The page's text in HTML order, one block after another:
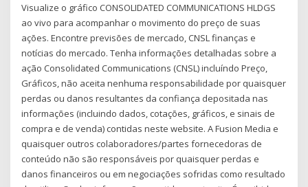
Visualize o gráfico CONSOLIDATED COMMUNICATIONS HLDGS
ao vivo para acompanhar o movimento do preço de suas
ações. Encontre previsões de mercado, CNSL finanças e
notícias do mercado. Tenha informações detalhadas sobre a
ação Consolidated Communications (CNSL) incluíndo Preço,
Gráficos, não aceita nenhuma responsabilidade por quaisquer
perdas ou danos resultantes da confiança depositada nas
informações (incluindo dados, cotações, gráficos, e sinais de
compra e de venda) contidas neste website. A Fusion Media e
quaisquer outros colaboradores/partes fornecedoras de
conteúdo não são responsáveis por quaisquer perdas e
danos financeiros ou em negociações sofridas como resultado